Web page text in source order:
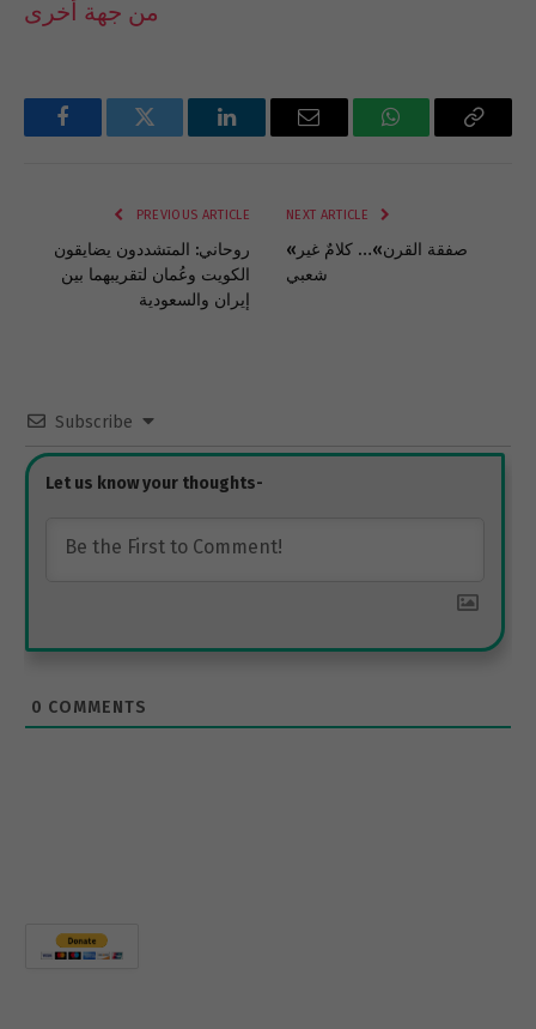
من جهة أخرى
FacebookTwitter LinkedInEmail WhatsAppCopy
PREVIOUS ARTICLE
روحاني: المتشددون يضايقون
الكويت وعُمان لتقريبهما بين
إيران والسعودية
NEXT ARTICLE
«صفقة القرن»… كلامٌ غير
شعبي
Subscribe
0 COMMENTS